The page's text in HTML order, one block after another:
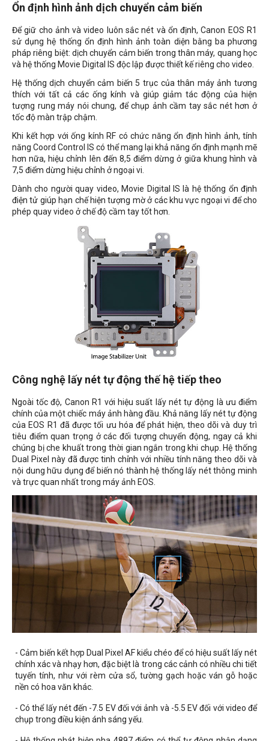
Ổn định hình ảnh dịch chuyển cảm biến
Để giữ cho ảnh và video luôn sắc nét và ổn định, Canon EOS R1
sử dụng hệ thống ổn định hình ảnh toàn diện bằng ba phương
pháp riêng biệt: dịch chuyển cảm biến trong thân máy, quang học
và hệ thống Movie Digital IS độc lập được thiết kế riêng cho video.
Hệ thống dịch chuyển cảm biến 5 trục của thân máy ảnh tương
thích với tất cả các ống kính và giúp giảm tác động của hiện
tượng rung máy nói chung, để chụp ảnh cầm tay sắc nét hơn ở
tốc độ màn trập chậm.
Khi kết hợp với ống kính RF có chức năng ổn định hình ảnh, tính
năng Coord Control IS có thể mang lại khả năng ổn định mạnh mẽ
hơn nữa, hiệu chỉnh lên đến 8,5 điểm dừng ở giữa khung hình và
7,5 điểm dừng hiệu chỉnh ở ngoại vi.
Dành cho người quay video, Movie Digital IS là hệ thống ổn định
điện tử giúp hạn chế hiện tượng mờ ở các khu vực ngoại vi để cho
phép quay video ở chế độ cầm tay tốt hơn.
Công nghệ lấy nét tự động thế hệ tiếp theo
Ngoài tốc độ, Canon R1 với hiệu suất lấy nét tự động là ưu điểm
chính của một chiếc máy ảnh hàng đầu. Khả năng lấy nét tự động
của EOS R1 đã được tối ưu hóa để phát hiện, theo dõi và duy trì
tiêu điểm quan trọng ở các đối tượng chuyển động, ngay cả khi
chúng bị che khuất trong thời gian ngắn trong khi chụp. Hệ thống
Dual Pixel này đã được tinh chỉnh với nhiều tính năng theo dõi và
nội dung hữu dụng để biến nó thành hệ thống lấy nét thông minh
và trực quan nhất trong máy ảnh EOS.
- Cảm biến kết hợp Dual Pixel AF kiểu chéo để có hiệu suất lấy nét
chính xác và nhạy hơn, đặc biệt là trong các cảnh có nhiều chi tiết
tuyến tính, như với rèm cửa sổ, tường gạch hoặc ván gỗ hoặc
nền có hoa văn khác.
- Có thể lấy nét đến -7.5 EV đối với ảnh và -5.5 EV đối với video để
chụp trong điều kiện ánh sáng yếu.